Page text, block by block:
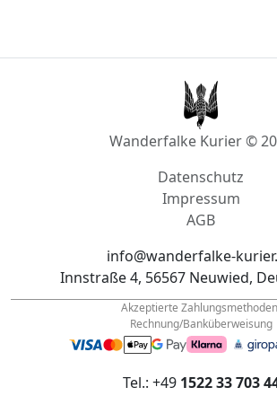
Cochem
Wanderfalke Kurier ©
Datenschutz
Impressum
AGB
info@wanderfalke-